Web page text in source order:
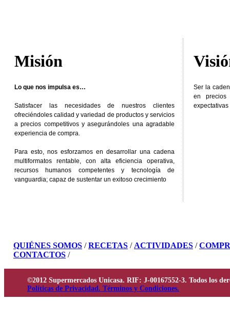
Misión
Lo que nos impulsa es…
Satisfacer las necesidades de nuestros clientes
ofreciéndoles calidad y variedad de productos y servicios
a precios competitivos y asegurándoles una agradable
experiencia de compra.
Para esto, nos esforzamos en desarrollar una cadena
multiformatos rentable, con alta eficiencia operativa,
recursos humanos competentes y tecnología de
vanguardia; capaz de sustentar un exitoso crecimiento
Ser la
en
QUIÉNES SOMOS /RECETAS / ACTIVIDADES /
CONTACTOS /
©2012 Supermercados Unicasa. RIF: J-00167552-3. Todos los
Políticas de Privacidad. Términos y Condiciones.